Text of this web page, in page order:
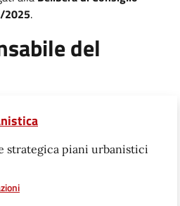
2025.
del
strategica piani urbanistici
a proposito di